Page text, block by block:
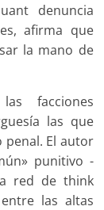
denuncia
afirma que
la mano de
facciones
las que
penal. El autor
punitivo -
red de think
las altas